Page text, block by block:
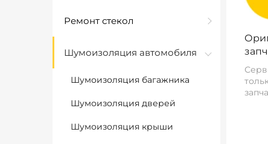
Ремонт стекол
Шумоизоляция автомобиля
Шумоизоляция багажника
Шумоизоляция дверей
Шумоизоляция крыши